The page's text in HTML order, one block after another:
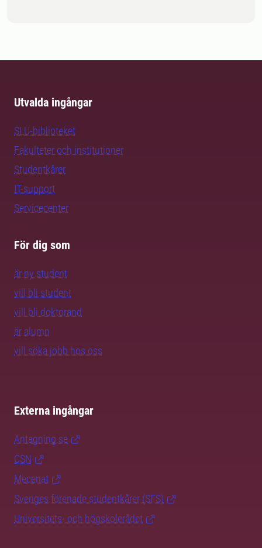
Utvalda ingångar
SLU-biblioteket
Fakulteter och institutioner
Studentkårer
IT-support
Servicecenter
För dig som
är ny student
vill bli student
vill bli doktorand
är alumn
vill söka jobb hos oss
Externa ingångar
Antagning.se
CSN
Mecenat
Sveriges förenade studentkårer (SFS)
Universitets- och högskolerådet